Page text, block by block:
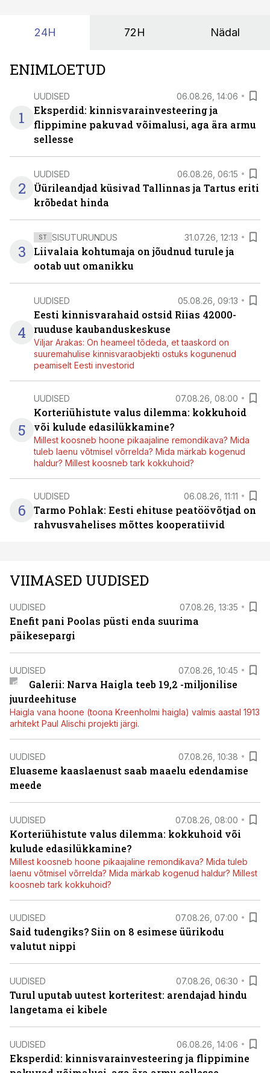
24H 72H Nädal
ENIMLOETUD
1
UUDISED 06.08.26, 14:06
Eksperdid: kinnisvarainvesteering ja
flippimine pakuvad võimalusi, aga ära armu
sellesse
2
UUDISED 06.08.26, 06:15
Üürileandjad küsivad Tallinnas ja Tartus eriti
krõbedat hinda
3
ST SISUTURUNDUS 31.07.26, 12:13
Liivalaia kohtumaja on jõudnud turule ja
ootab uut omanikku
4
UUDISED 05.08.26, 09:13
Eesti kinnisvarahaid ostsid Riias 42000-
ruuduse kaubanduskeskuse
Viljar Arakas: On heameel tõdeda, et taaskord on
suuremahulise kinnisvaraobjekti ostuks kogunenud
peamiselt Eesti investorid
5
UUDISED 07.08.26, 08:00
Korteriühistute valus dilemma: kokkuhoid
või kulude edasilükkamine?
Millest koosneb hoone pikaajaline remondikava? Mida
tuleb laenu võtmisel võrrelda? Mida märkab kogenud
haldur? Millest koosneb tark kokkuhoid?
6
UUDISED 06.08.26, 11:11
Tarmo Pohlak: Eesti ehituse peatöövõtjad on
rahvusvahelises mõttes kooperatiivid
VIIMASED UUDISED
UUDISED 07.08.26, 13:35
Enefit pani Poolas püsti enda suurima
päikesepargi
UUDISED 07.08.26, 10:45
Galerii: Narva Haigla teeb 19,2 -miljonilise
juurdeehituse
Haigla vana hoone (toona Kreenholmi haigla) valmis aastal 1913
arhitekt Paul Alischi projekti järgi.
UUDISED 07.08.26, 10:38
Eluaseme kaaslaenust saab maaelu edendamise
meede
UUDISED 07.08.26, 08:00
Korteriühistute valus dilemma: kokkuhoid või
kulude edasilükkamine?
Millest koosneb hoone pikaajaline remondikava? Mida tuleb
laenu võtmisel võrrelda? Mida märkab kogenud haldur? Millest
koosneb tark kokkuhoid?
UUDISED 07.08.26, 07:00
Said tudengiks? Siin on 8 esimese üürikodu
valutut nippi
UUDISED 07.08.26, 06:30
Turul uputab uutest korteritest: arendajad hindu
langetama ei kibele
UUDISED 06.08.26, 14:06
Eksperdid: kinnisvarainvesteering ja flippimine